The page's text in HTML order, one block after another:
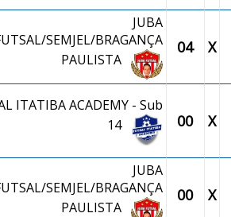
JUBA
SEMJEL/BRAGANÇA
PAULISTA
04 X
ITATIBA ACADEMY - Sub
14
00 X
JUBA
SEMJEL/BRAGANÇA
PAULISTA
00 X